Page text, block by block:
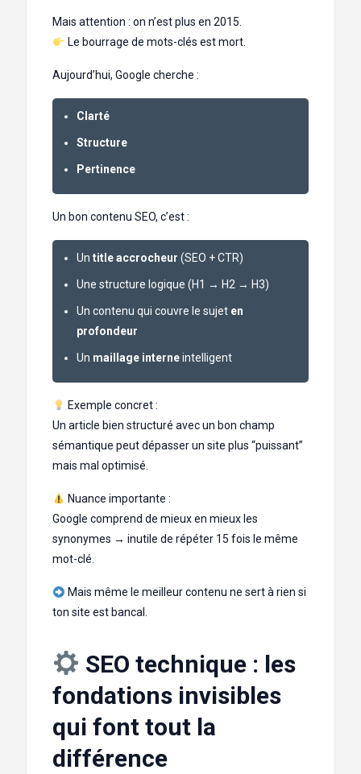
Mais attention : on n’est plus en 2015.
Le bourrage de mots-clés est mort.
Aujourd’hui, Google cherche :
Clarté
Structure
Pertinence
Un bon contenu SEO, c’est :
Un title accrocheur (SEO + CTR)
Une structure logique (H1 → H2 → H3)
Un contenu qui couvre le sujet en
profondeur
Un maillage interneintelligent
Exemple concret :
Un article bien structuré avec un bon champ
sémantique peut dépasser un site plus “puissant”
mais mal optimisé.
Nuance importante :
Google comprend de mieux en mieux les
synonymes → inutile de répéter 15 fois le même
mot-clé.
Mais même le meilleur contenu ne sert à rien si
ton site est bancal.
SEO technique : les
fondations invisibles
qui font tout la
différence